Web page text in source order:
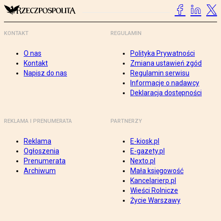
KONTAKT
O nas
Kontakt
Napisz do nas
REGULAMIN
Polityka Prywatności
Zmiana ustawień zgód
Regulamin serwisu
Informacje o nadawcy
Deklaracja dostępności
REKLAMA I PRENUMERATA
Reklama
Ogłoszenia
Prenumerata
Archiwum
PARTNERZY
E-kiosk.pl
E-gazety.pl
Nexto.pl
Mała księgowość
Kancelarierp.pl
Wieści Rolnicze
Życie Warszawy